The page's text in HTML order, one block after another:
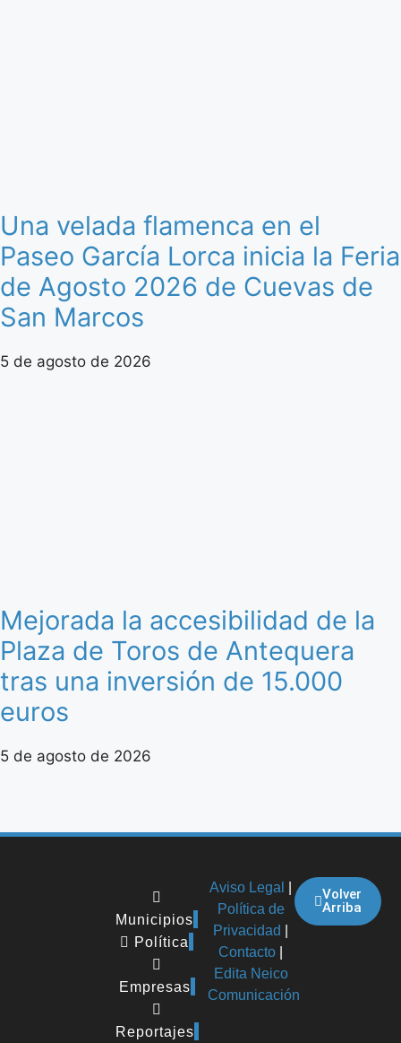
Una velada flamenca en el
Paseo García Lorca inicia la Feria
de Agosto 2026 de Cuevas de
San Marcos
5 de agosto de 2026
Mejorada la accesibilidad de la
Plaza de Toros de Antequera
tras una inversión de 15.000
euros
5 de agosto de 2026
Municipios
Política
Empresas
Reportajes
Aviso Legal
Política de
Privacidad
Contacto
Edita Neico
Comunicación
Volver
Arriba